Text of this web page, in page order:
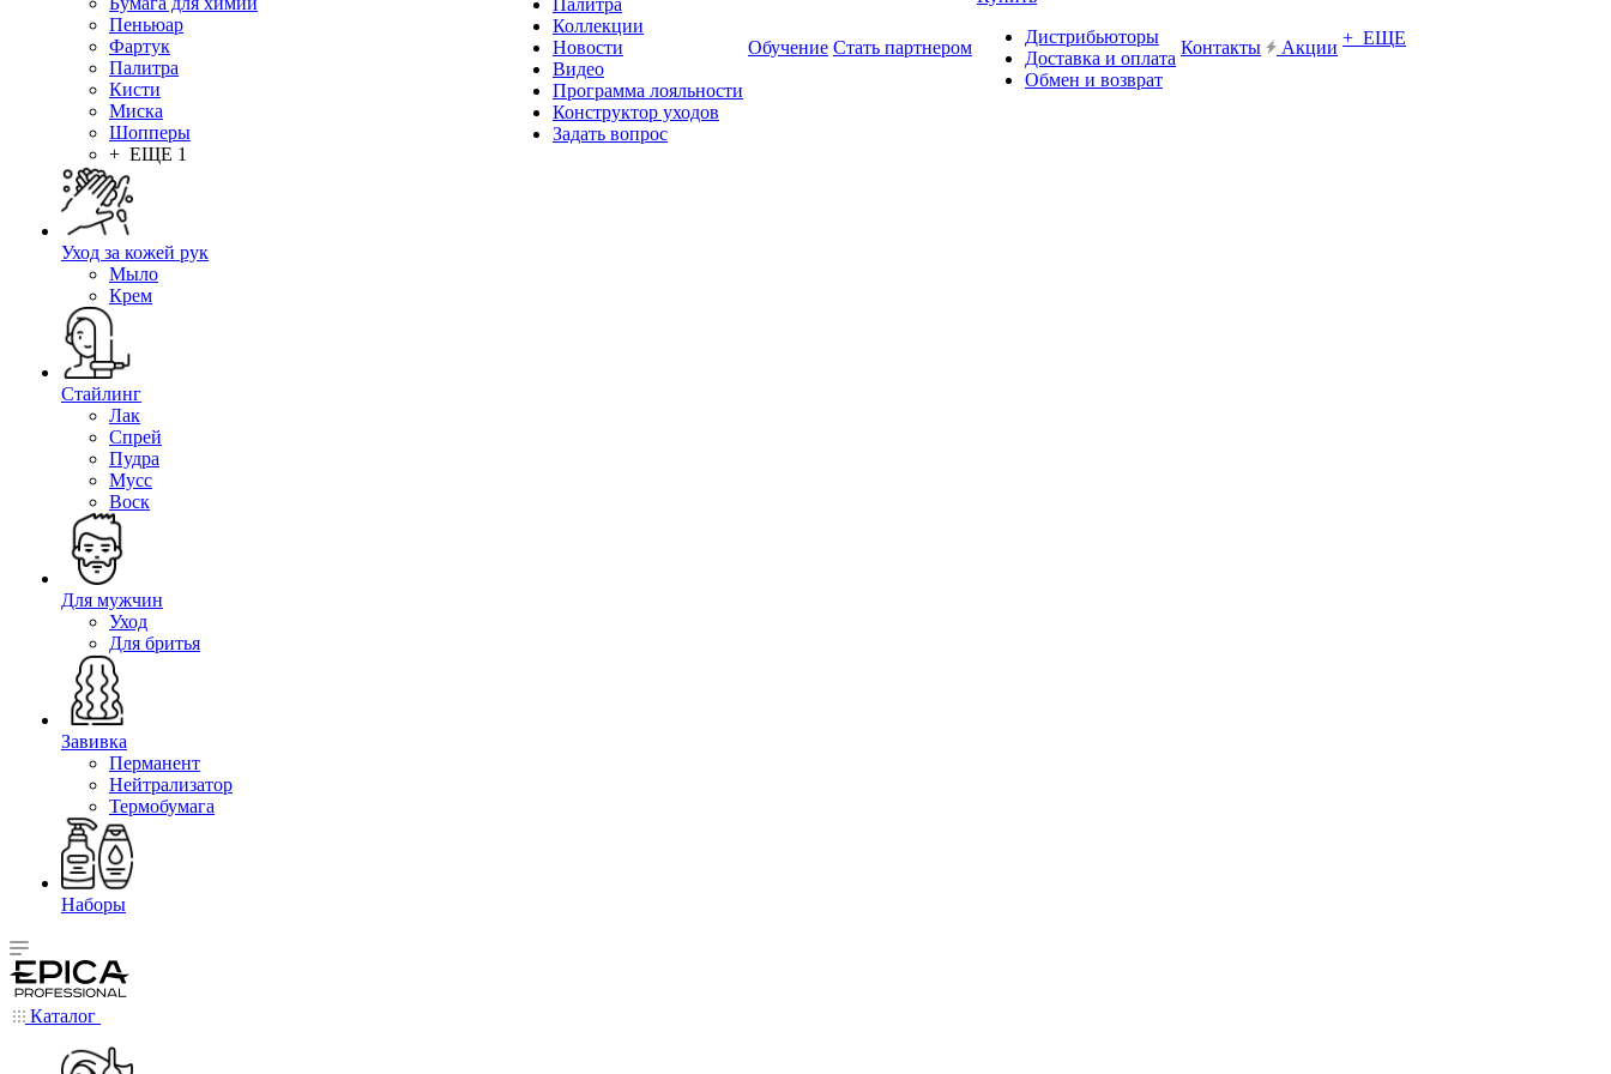
Пеньюар
Фартук
Палитра
Кисти
Миска
Шопперы
+ ЕЩЕ 1
Уход за кожей рук
Мыло
Крем
Стайлинг
Лак
Спрей
Пудра
Мусс
Воск
Для мужчин
Уход
Для бритья
Завивка
Перманент
Нейтрализатор
Термобумага
Наборы
Палитра
Коллекции
Новости
Видео
Программа лояльности
Конструктор уходов
Задать вопрос
Обучение Стать партнером
Дистрибьюторы
Доставка и оплата
Обмен и возврат
Контакты Акции + ЕЩЕ
Каталог